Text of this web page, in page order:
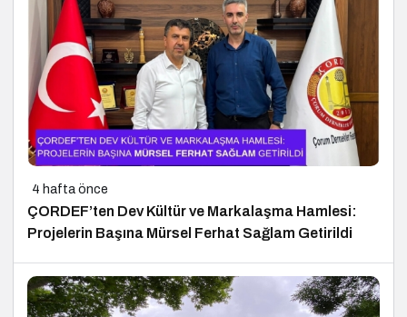
4 hafta önce
ÇORDEF’ten Dev Kültür ve Markalaşma Hamlesi:
Projelerin Başına Mürsel Ferhat Sağlam Getirildi